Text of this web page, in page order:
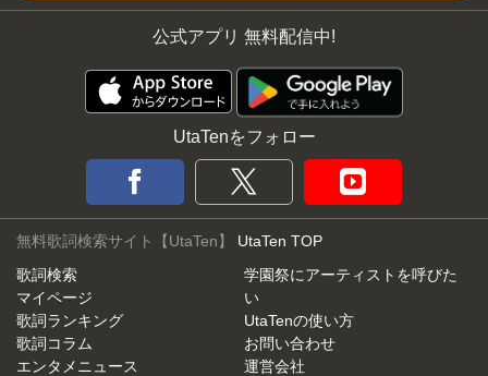
公式アプリ 無料配信中!
UtaTenをフォロー
無料歌詞検索サイト【UtaTen】 UtaTen TOP
歌詞検索
マイページ
歌詞ランキング
歌詞コラム
エンタメニュース
学園祭にアーティストを呼びた
い
UtaTenの使い方
お問い合わせ
運営会社